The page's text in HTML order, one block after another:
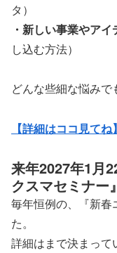
タ）
・新しい事業やアイ
し込む方法）
どんな些細な悩みで
【詳細はココ見てね】
来年2027年1月
クスマセミナー』
毎年恒例の、『新春
た。
詳細はまで決まって